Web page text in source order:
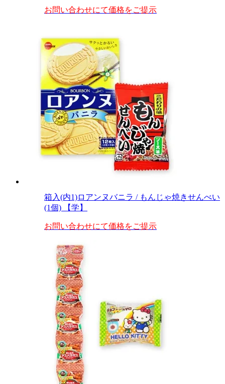
お問い合わせにて価格をご提示
箱入(内1)ロアンヌバニラ / もんじゃ焼きせんべい
(1個) 【学】
お問い合わせにて価格をご提示